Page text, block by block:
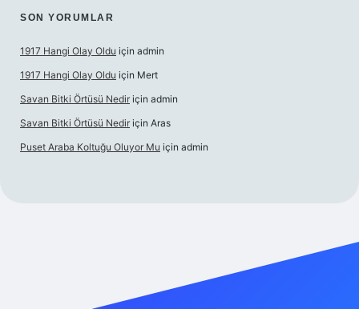
SON YORUMLAR
1917 Hangi Olay Oldu için admin
1917 Hangi Olay Oldu için Mert
Savan Bitki Örtüsü Nedir için admin
Savan Bitki Örtüsü Nedir için Aras
Puset Araba Koltuğu Oluyor Mu için admin